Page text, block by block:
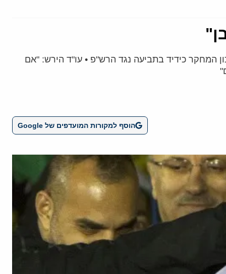
המחקר כידיד בתביעה נגד הרש"פ • עו"ד הירש: "אם
הוסף למקורות המועדפים של Google